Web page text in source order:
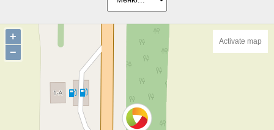
+
−
Activate map